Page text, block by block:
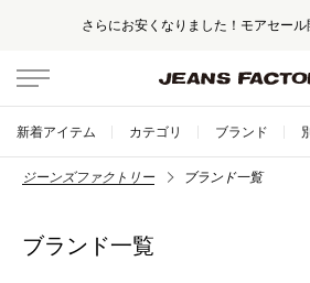
さらにお安くなりました！モアセール
新着アイテム カテゴリ ブランド
ジーンズファクトリー ブランド一覧
ブランド一覧